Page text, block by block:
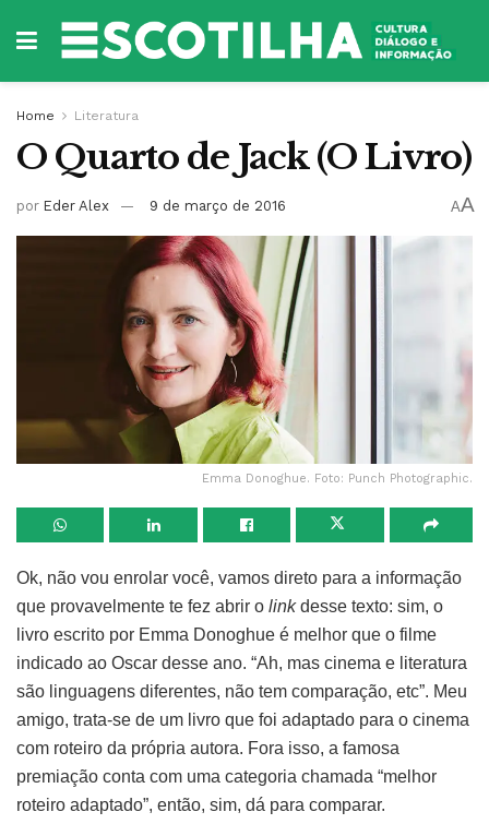
Home Literatura
O Quarto de Jack (O Livro)
por Eder Alex 9 de março de 2016 AA
Emma Donoghue. Foto: Punch Photographic.
Ok, não vou enrolar você, vamos direto para a informação
que provavelmente te fez abrir o linkdesse texto: sim, o
livro escrito por Emma Donoghue é melhor que o filme
indicado ao Oscar desse ano. “Ah, mas cinema e literatura
são linguagens diferentes, não tem comparação, etc”. Meu
amigo, trata-se de um livro que foi adaptado para o cinema
com roteiro da própria autora. Fora isso, a famosa
premiação conta com uma categoria chamada “melhor
roteiro adaptado”, então, sim, dá para comparar.